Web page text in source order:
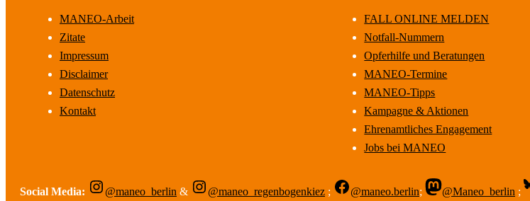
MANEO-Arbeit
Zitate
Impressum
Disclaimer
Datenschutz
Kontakt
FALL ONLINE MELDEN
Notfall-Nummern
Opferhilfe und Beratungen
MANEO-Termine
MANEO-Tipps
Kampagne & Aktionen
Ehrenamtliches Engagement
Jobs bei MANEO
Social Media: @maneo_berlin & @maneo_regenbogenkiez ; @maneo.berlin; @Maneo_berlin ;